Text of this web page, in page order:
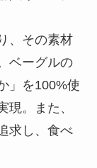
、その素材
ベーグルの
」を100%使
現。また、
求し、食べ